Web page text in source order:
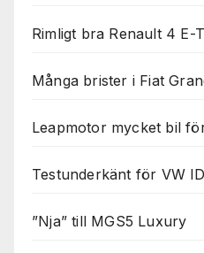
Rimligt bra Renault 4 E-
Många brister i Fiat
Leapmotor mycket bil
Testunderkänt för VW
”Nja” till MGS5 Luxury